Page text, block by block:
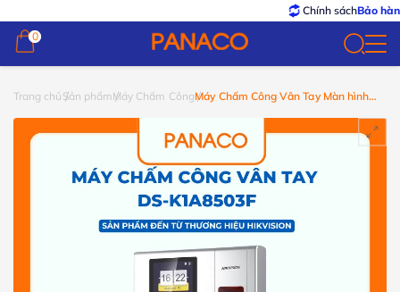
Chính sáchBảo hành –
0
0
Trang chủ Sản phẩmMáy Chấm CôngMáy Chấm Công Vân Tay Màn hình